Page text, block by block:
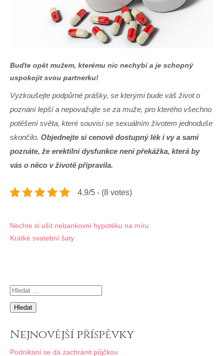
Buďte opět mužem, kterému nic nechybí a je schopný
uspokojit svou partnerku!
Vyzkoušejte podpůrné prášky, se kterými bude váš život o
poznání lepší a nepovažujte se za muže, pro kterého všechno
potěšení světa, které souvisí se sexuálním životem jednoduše
skončilo. Objednejte si cenově dostupný lék i vy a sami
poznáte, že erektilní dysfunkce není překážka, která by
vás o něco v životě připravila.
4.9/5 - (8 votes)
Navigace
pro
Nechte si ušít nebankovní hypotéku na míru
Krátké svatební šaty
Vyhledávání
Nejnovější příspěvky
Podnikání se dá zachránit půjčkou